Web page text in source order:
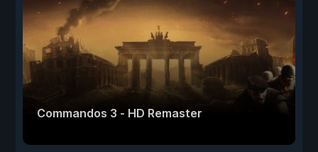
Commandos 3 - HD Remaster